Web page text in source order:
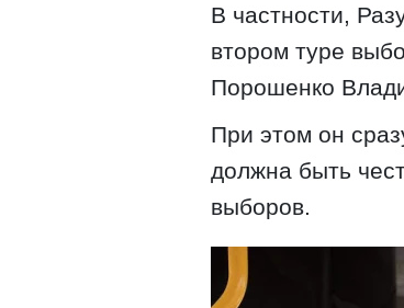
В частности,
втором туре
Порошенко
При этом он
должна быть
выборов.